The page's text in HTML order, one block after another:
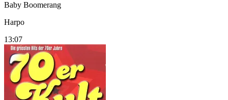
Baby Boomerang
Harpo
13:07